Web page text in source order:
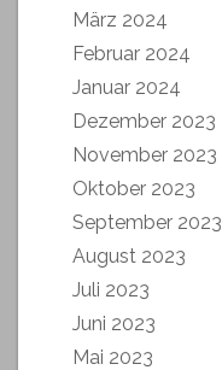
März 2024
Februar 2024
Januar 2024
Dezember 2023
November 2023
Oktober 2023
September 2023
August 2023
Juli 2023
Juni 2023
Mai 2023